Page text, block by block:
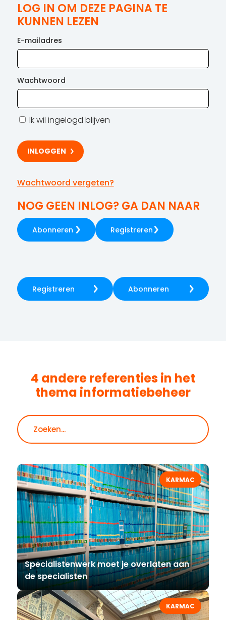
LOG IN OM DEZE PAGINA TE
KUNNEN LEZEN
E-mailadres
Wachtwoord
Ik wil ingelogd blijven
Wachtwoord vergeten?
NOG GEEN INLOG? GA DAN NAAR
Abonneren Registreren
Registreren Abonneren
4 andere referenties in het
thema informatiebeheer
KARMAC
Specialistenwerk moet je overlaten aan
de specialisten
KARMAC